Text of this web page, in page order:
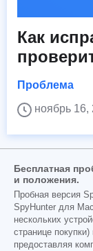
Как
Проблема
ноябрь 16,
Бесплатная
и положения.
Пробная версия
SpyHunter для
нескольких
странице
предоставляя